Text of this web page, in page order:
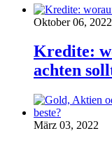
Oktober 06, 2022
Kredite:
achten
März 03, 2022